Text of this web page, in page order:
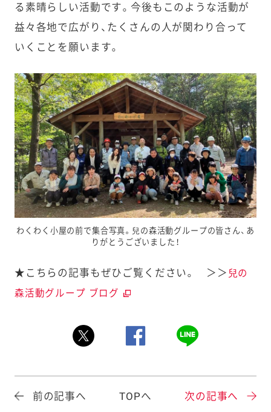
る素晴らしい活動です。今後もこのような活動が
益々各地で広がり、たくさんの人が関わり合って
いくことを願います。
わくわく小屋の前で集合写真。兒の森活動グループの皆さん、あ
りがとうございました！
★こちらの記事もぜひご覧ください。 ＞＞ 兒の
森活動グループ ブログ
前の記事へ TOPへ 次の記事へ